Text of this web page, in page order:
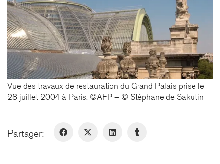
Vue des travaux de restauration du Grand Palais prise le
28 juillet 2004 à Paris. ©AFP – © Stéphane de Sakutin
Partager:
10 rue de Genève
01210 Ferney-Voltaire - France
+ 33 4 50 42 96 20
GENÈVE
Rue de Lyon, 77
1203 Genève - Suisse